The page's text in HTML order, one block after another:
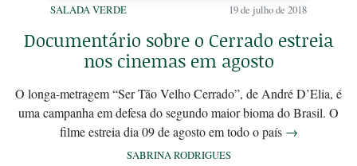
SALADA VERDE 19 de julho de 2018
Documentário sobre o Cerrado estreia
nos cinemas em agosto
O longa-metragem “Ser Tão Velho Cerrado”, de André D’Elia, é
uma campanha em defesa do segundo maior bioma do Brasil. O
filme estreia dia 09 de agosto em todo o país →
SABRINA RODRIGUES